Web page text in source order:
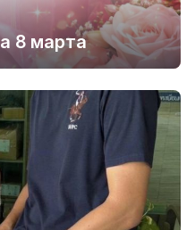
8 марта